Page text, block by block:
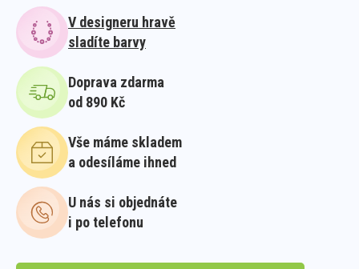
V designeru hravě
sladíte barvy
Doprava zdarma
od 890 Kč
Vše máme skladem
a odesíláme ihned
U nás si objednáte
i po telefonu